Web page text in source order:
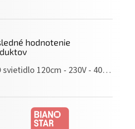
hodnotenie
LED svietidlo 120cm - 230V - 40W - IP20 - neutrálna biela
produktu je 5 z 5 hviezdičiek.